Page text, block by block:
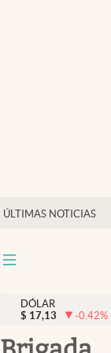
ÚLTIMAS NOTICIAS
Opinión
Vida y estilo
DÓLAR
$ 17,13 -0.42%